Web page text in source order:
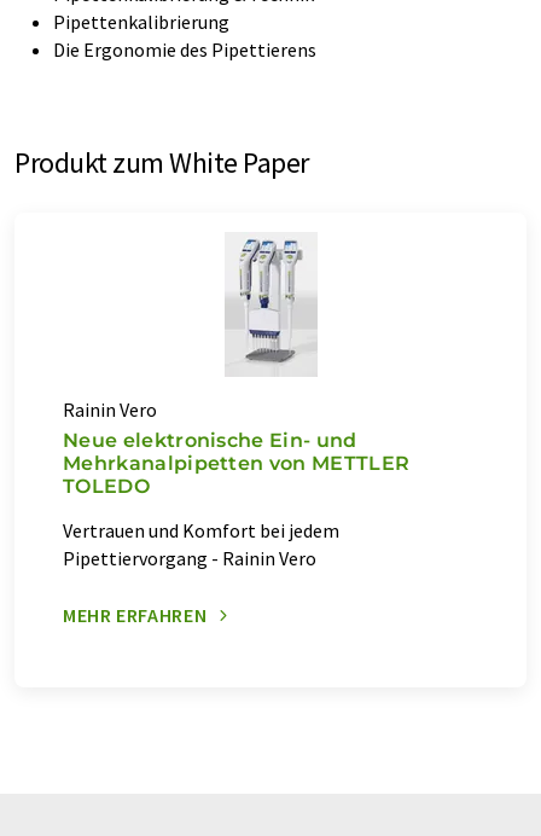
Pipettenkalibrierung
Die Ergonomie des Pipettierens
Produkt zum White Paper
Rainin Vero
Neue elektronische Ein- und
Mehrkanalpipetten von METTLER
TOLEDO
Vertrauen und Komfort bei jedem
Pipettiervorgang - Rainin Vero
MEHR ERFAHREN